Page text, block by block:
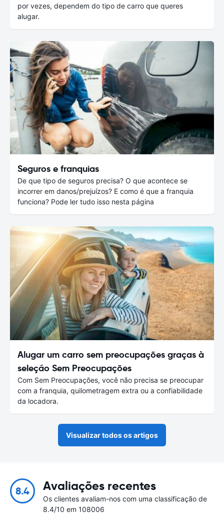
por vezes, dependem do tipo de carro que queres
alugar.
Seguros e franquias
De que tipo de seguros precisa? O que acontece se
incorrer em danos/prejuízos? E como é que a franquia
funciona? Pode ler tudo isso nesta página
Alugar um carro sem preocupações graças à
seleção Sem Preocupações
Com Sem Preocupações, você não precisa se preocupar
com a franquia, quilometragem extra ou a confiabilidade
da locadora.
Visualizar todos os artigos
8.4 Avaliações recentes
Os clientes avaliam-nos com uma classificação de
8.4/10 em 108006